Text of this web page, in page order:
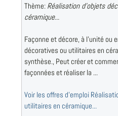
Thème: Réalisation d'objets
céramique...
Façonne et décore, à l'unité ou
décoratives ou utilitaires en
synthèse., Peut créer et
façonnées et réaliser la ...
Voir les offres d'emploi
utilitaires en céramique...